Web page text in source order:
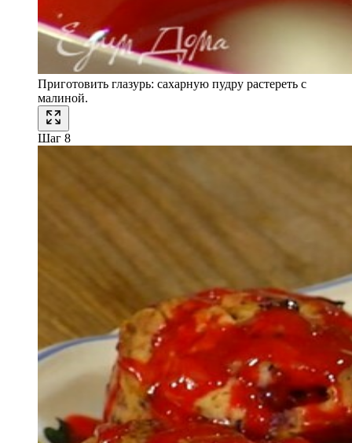
Приготовить глазурь: сахарную пудру растереть с
малиной.
Шаг 8